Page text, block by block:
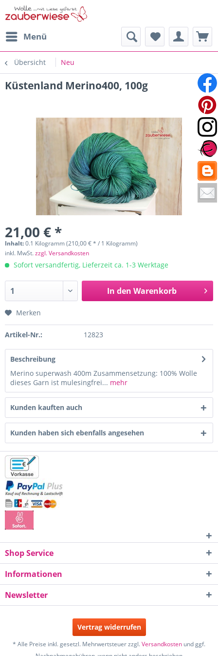
Menü
Übersicht Neu
Küstenland Merino400, 100g
21,00 € *
Inhalt:0.1 Kilogramm (210,00 € * / 1 Kilogramm)
inkl. MwSt.zzgl. Versandkosten
Sofort versandfertig, Lieferzeit ca. 1-3 Werktage
In den Warenkorb
Merken
Artikel-Nr.: 12823
Beschreibung
Merino superwash 400m Zusammensetzung: 100% Wolle
dieses Garn ist mulesingfrei... mehr
Kunden kauften auch
Kunden haben sich ebenfalls angesehen
Shop Service
Informationen
Newsletter
Vertrag widerrufen
* Alle Preise inkl. gesetzl. Mehrwertsteuer zzgl.Versandkosten und ggf.